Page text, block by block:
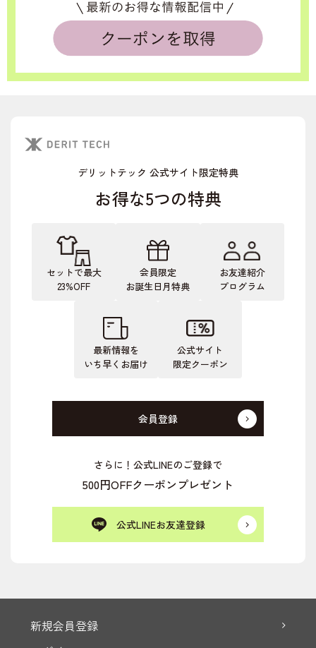
デリットテック 公式サイト限定特典
お得な5つの特典
セットで最大
23%OFF
会員限定
お誕生日月特典
お友達紹介
プログラム
最新情報を
いち早くお届け
公式サイト
限定クーポン
会員登録
さらに！公式LINEのご登録で
500円OFFクーポンプレゼント
公式LINEお友達登録
新規会員登録